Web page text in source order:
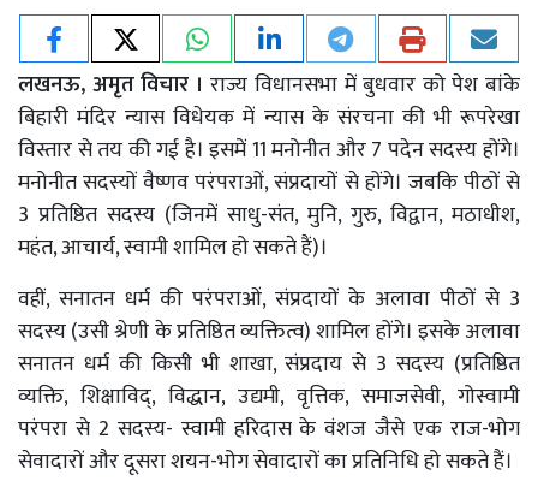
लखनऊ, अमृत विचार । राज्य विधानसभा में बुधवार को पेश बांके
बिहारी मंदिर न्यास विधेयक में न्यास के संरचना की भी रूपरेखा
विस्तार से तय की गई है। इसमें 11 मनोनीत और 7 पदेन सदस्य होंगे।
मनोनीत सदस्यों वैष्णव परंपराओं, संप्रदायों से होंगे। जबकि पीठों से
3 प्रतिष्ठित सदस्य (जिनमें साधु-संत, मुनि, गुरु, विद्वान, मठाधीश,
महंत, आचार्य, स्वामी शामिल हो सकते हैं)।
वहीं, सनातन धर्म की परंपराओं, संप्रदायों के अलावा पीठों से 3
सदस्य (उसी श्रेणी के प्रतिष्ठित व्यक्तित्व) शामिल होंगे। इसके अलावा
सनातन धर्म की किसी भी शाखा, संप्रदाय से 3 सदस्य (प्रतिष्ठित
व्यक्ति, शिक्षाविद्, विद्धान, उद्यमी, वृत्तिक, समाजसेवी, गोस्वामी
परंपरा से 2 सदस्य- स्वामी हरिदास के वंशज जैसे एक राज-भोग
सेवादारों और दूसरा शयन-भोग सेवादारों का प्रतिनिधि हो सकते हैं।